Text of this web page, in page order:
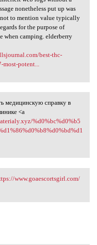
nonetheless put up was
to mention value typically
for the purpose of
when camping. elderberry
best-thc-
most-potent...
медицинскую справку в
<a
%d0%bc%d0%b5
https://www
www.goaescortsgirl.com/